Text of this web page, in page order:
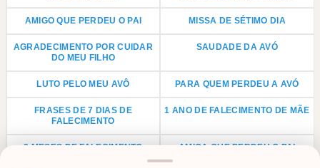
AMIGO QUE PERDEU O PAI MISSA DE SÉTIMO DIA
AGRADECIMENTO POR CUIDAR
DO MEU FILHO
SAUDADE DA AVÓ
LUTO PELO MEU AVÔ PARA QUEM PERDEU A AVÓ
FRASES DE 7 DIAS DE
FALECIMENTO
1 ANO DE FALECIMENTO DE MÃE
3 MESES DE FALECIMENTO AMIGA QUE PERDEU O PAI